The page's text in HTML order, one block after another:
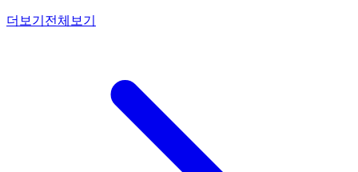
더보기 전체보기